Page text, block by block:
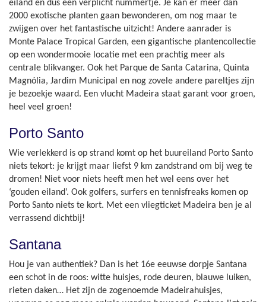
eiland en dus een verplicht nummertje. Je kan er meer dan
2000 exotische planten gaan bewonderen, om nog maar te
zwijgen over het fantastische uitzicht! Andere aanrader is
Monte Palace Tropical Garden, een gigantische plantencollectie
op een wondermooie locatie met een prachtig meer als
centrale blikvanger. Ook het Parque de Santa Catarina, Quinta
Magnólia, Jardim Municipal en nog zovele andere pareltjes zijn
je bezoekje waard. Een vlucht Madeira staat garant voor groen,
heel veel groen!
Porto Santo
Wie verlekkerd is op strand komt op het buureiland Porto Santo
niets tekort: je krijgt maar liefst 9 km zandstrand om bij weg te
dromen! Niet voor niets heeft men het wel eens over het
‘gouden eiland’. Ook golfers, surfers en tennisfreaks komen op
Porto Santo niets te kort. Met een vliegticket Madeira ben je al
verrassend dichtbij!
Santana
Hou je van authentiek? Dan is het 16e eeuwse dorpje Santana
een schot in de roos: witte huisjes, rode deuren, blauwe luiken,
rieten daken… Het zijn de zogenoemde Madeirahuisjes,